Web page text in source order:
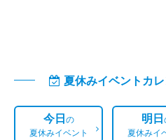
夏休みイベントカ
今日の
夏休みイベント
明日
夏休みイ